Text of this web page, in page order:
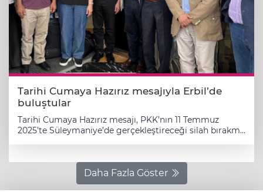
Tarihi Cumaya Hazırız mesajıyla Erbil’de
buluştular
Tarihi Cumaya Hazırız mesajı, PKK’nın 11 Temmuz
2025’te Süleymaniye’de gerçekleştireceği silah bırakma
Meral Danış Beştaş tarafından sosyal medyada yapıldı.
Tören öncesi Erbil’de bulunan DEM Parti heyetinin
Süleymaniye’ye geçeceği açıklandı. Heyette Meral
Daha Fazla Göster